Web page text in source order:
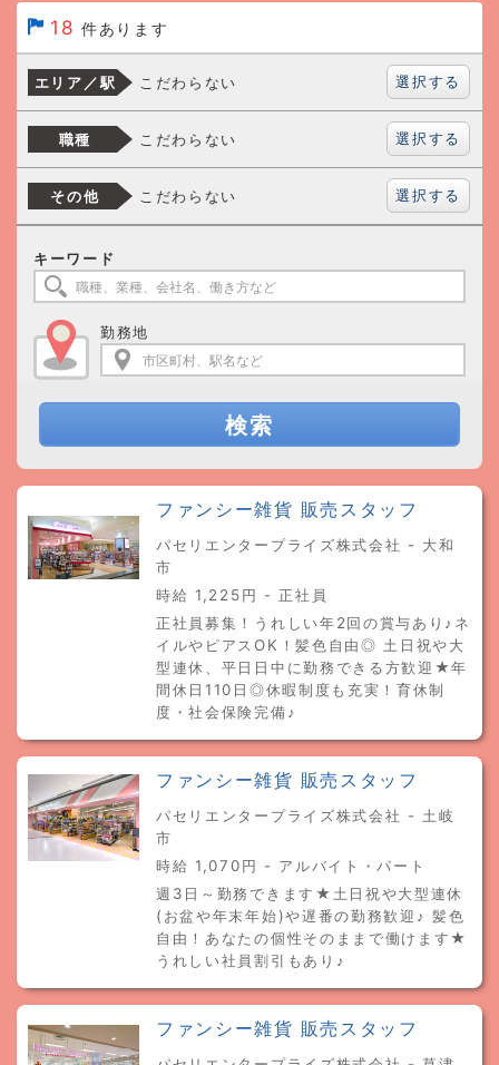
18 件あります
エリア／駅 こだわらない 選択する
職種 こだわらない 選択する
その他 こだわらない 選択する
キーワード
勤務地
検索
ファンシー雑貨 販売スタッフ
パセリエンタープライズ株式会社 - 大和
市
時給 1,225円 - 正社員
正社員募集！うれしい年2回の賞与あり♪ネ
イルやピアスOK！髪色自由◎ 土日祝や大
型連休、平日日中に勤務できる方歓迎★年
間休日110日◎休暇制度も充実！育休制
度・社会保険完備♪
ファンシー雑貨 販売スタッフ
パセリエンタープライズ株式会社 - 土岐
市
時給 1,070円 - アルバイト・パート
週3日～勤務できます★土日祝や大型連休
(お盆や年末年始)や遅番の勤務歓迎♪ 髪色
自由！あなたの個性そのままで働けます★
うれしい社員割引もあり♪
ファンシー雑貨 販売スタッフ